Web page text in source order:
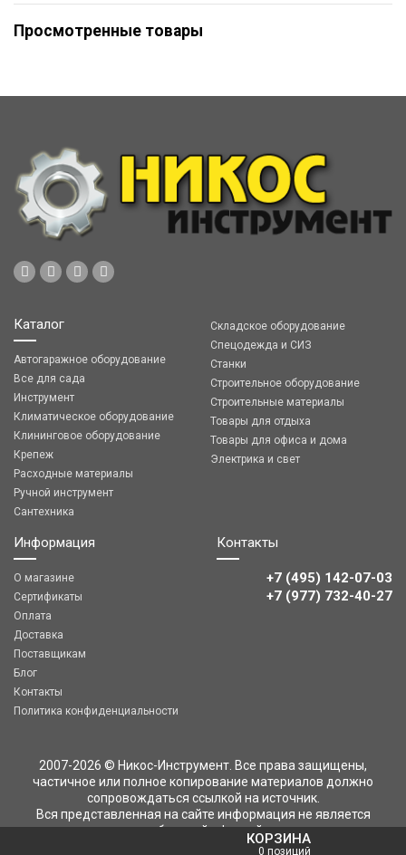
КОРЗИНА
0 позиций
Просмотренные товары
Каталог
Автогаражное оборудование
Все для сада
Инструмент
Климатическое оборудование
Клининговое оборудование
Крепеж
Расходные материалы
Ручной инструмент
Сантехника
Складское оборудование
Спецодежда и СИЗ
Станки
Строительное оборудование
Строительные материалы
Товары для отдыха
Товары для офиса и дома
Электрика и свет
Информация
О магазине
Сертификаты
Оплата
Доставка
Поставщикам
Блог
Контакты
Политика конфиденциальности
Контакты
+7 (495) 142-07-03
‎‎+7 (977) 732-40-27
2007-2026 © Никос-Инструмент. Все права защищены,
частичное или полное копирование материалов должно
сопровождаться ссылкой на источник.
Вся представленная на сайте информация не является
публичной офертой